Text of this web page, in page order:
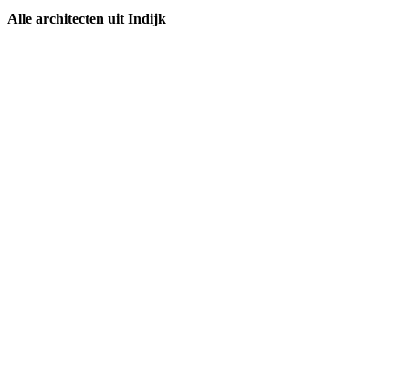
Alle architecten uit Indijk